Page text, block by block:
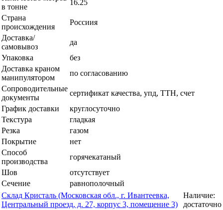
в тонне
16.25
Страна
происхождения
Россиия
Доставка/
самовывоз
да
Упаковка
без
Доставка краном
манипулятором
по согласованию
Сопроводительные
документы
сертификат качества, упд, ТТН, счет
График доставки
круглосуточно
Текстура
гладкая
Резка
газом
Покрытие
нет
Способ
производства
горячекатаный
Шов
отсутствует
Сечение
равнополочный
Склад Кристаль (Московская обл., г. Ивантеевка,
Центральный проезд, д. 27, корпус 3, помещение 3)
Наличие:
достаточно